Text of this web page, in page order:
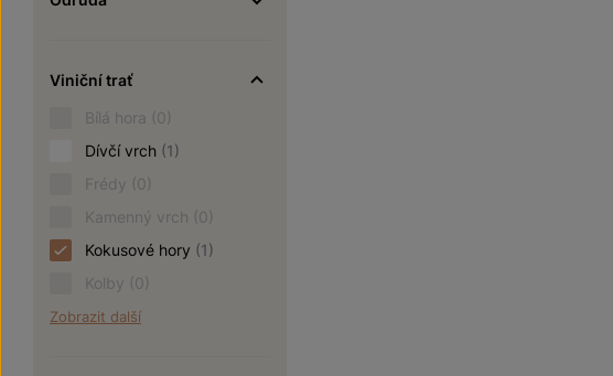
Viniční trať
Bílá hora (0)
Dívčí vrch (1)
Frédy (0)
Kamenný vrch (0)
Kokusové hory (1)
Kolby (0)
Zobrazit další